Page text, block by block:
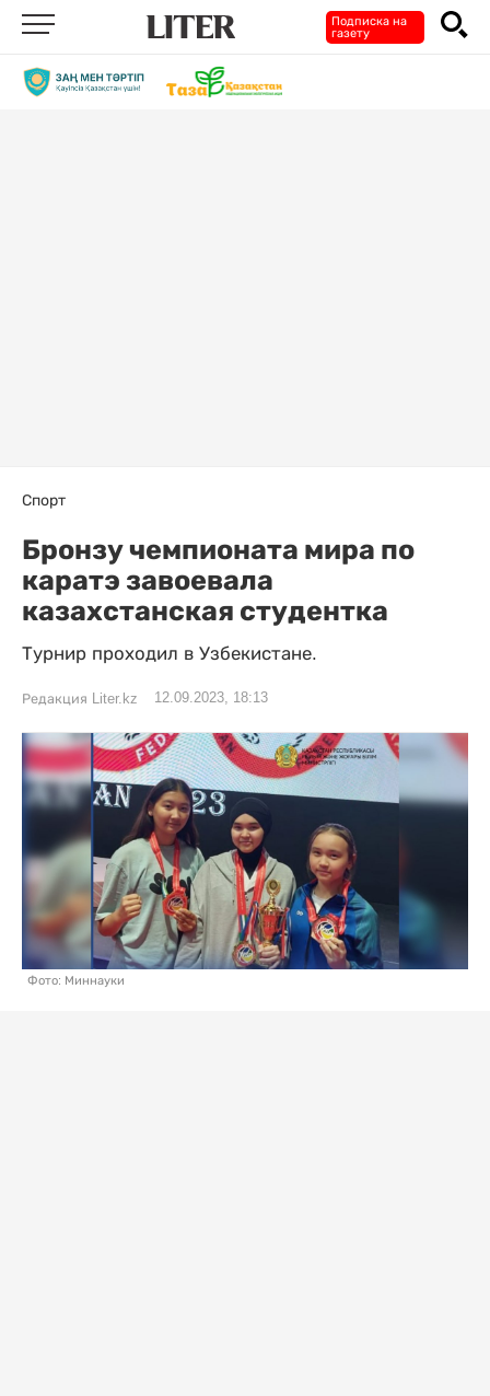
Подписка на
газету
Спорт
Бронзу чемпионата мира по
каратэ завоевала
казахстанская студентка
Турнир проходил в Узбекистане.
Редакция Liter.kz 12.09.2023, 18:13
Фото: Миннауки